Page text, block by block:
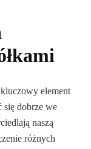
element
się dobrze we
naszą
różnych